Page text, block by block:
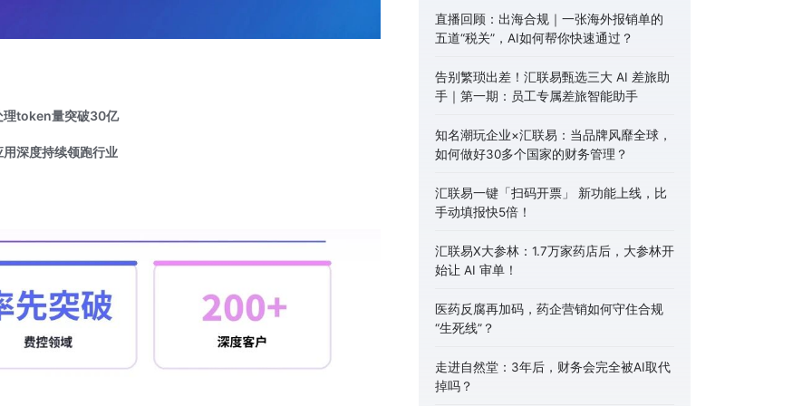
理token量突破30亿
用深度持续领跑行业
直播回顾：出海合规｜一张海外报销单的
五道“税关”，AI如何帮你快速通过？
告别繁琐出差！汇联易甄选三大 AI 差旅助
手｜第一期：员工专属差旅智能助手
知名潮玩企业×汇联易：当品牌风靡全球，
如何做好30多个国家的财务管理？
汇联易一键「扫码开票」 新功能上线，比
手动填报快5倍！
汇联易X大参林：1.7万家药店后，大参林开
始让 AI 审单！
医药反腐再加码，药企营销如何守住合规
“生死线”？
走进自然堂：3年后，财务会完全被AI取代
掉吗？